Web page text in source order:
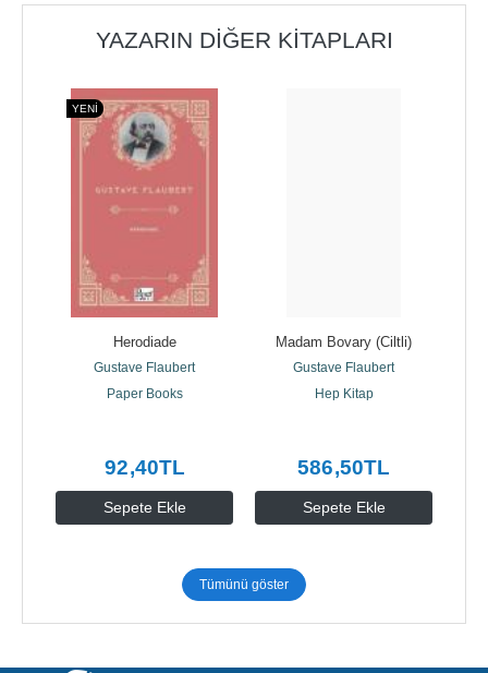
YAZARIN DIĞER KITAPLARI
YENI
Sepete Ekle
Herodiade
Gustave Flaubert
Paper Books
92,40TL
Sepete Ekle
Madam Bovary (Ciltli)
Gustave Flaubert
Hep Kitap
586,50TL
Tümünü göster